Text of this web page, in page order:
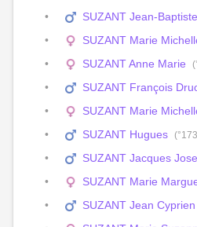
SUZANT Jean-Baptiste
SUZANT Marie
SUZANT Anne Marie
SUZANT François
SUZANT Marie
SUZANT Hugues
SUZANT Jacques
SUZANT Marie
SUZANT Jean Cyprien